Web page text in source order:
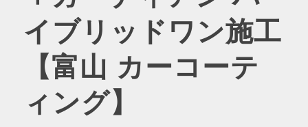
イブリッドワン施工
【富山 カーコーテ
ィング】